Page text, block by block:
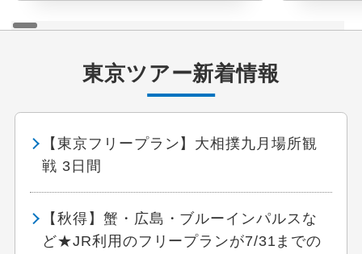
東京ツアー新着情報
【東京フリープラン】大相撲九月場所観
戦 3日間
【秋得】蟹・広島・ブルーインパルスな
ど★JR利用のフリープランが7/31までの